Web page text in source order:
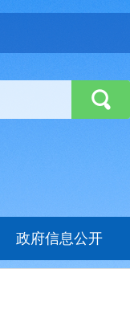
政府信息公开